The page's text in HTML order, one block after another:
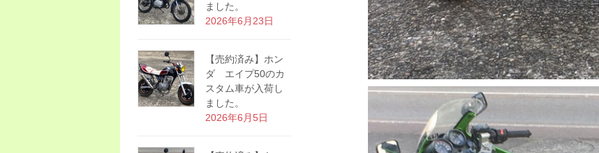
ました。
2026年6月23日
【売約済み】ホン
ダ エイプ50のカ
スタム車が入荷し
ました。
2026年6月5日